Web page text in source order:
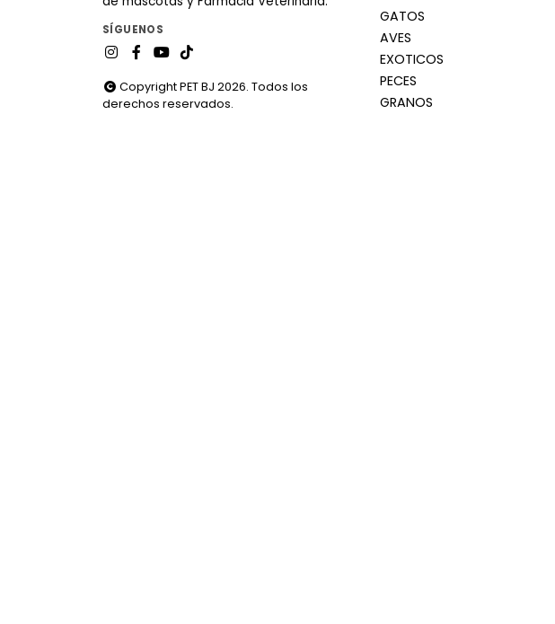
SÍGUENOS
Copyright PET BJ 2026. Todos los
derechos reservados.
GATOS
AVES
EXOTICOS
PECES
GRANOS